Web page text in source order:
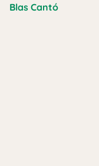
Blas Cantó